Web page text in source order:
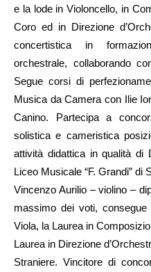
e la lode in Violoncello, in
Coro ed in Direzione
concertistica in
orchestrale, collaborando
Segue corsi di
Musica da Camera con Ilie
Canino. Partecipa a
solistica e cameristica
attività didattica in qualità di
Liceo Musicale “F. Grandi” di
Vincenzo Aurilio – violino –
massimo dei voti,
Viola, la Laurea in
Laurea in Direzione
Straniere. Vincitore di